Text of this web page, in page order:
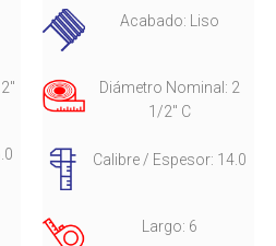
Acabado: Liso
Diámetro Nominal: 2
1/2" C
Calibre / Espesor: 14.0
Largo: 6